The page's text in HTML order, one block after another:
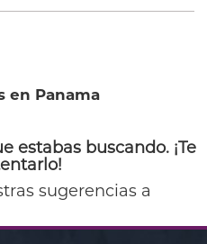
en Panama
estabas buscando. ¡Te
sugerencias a